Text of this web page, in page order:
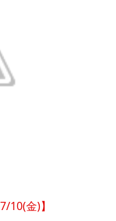
10(金)】